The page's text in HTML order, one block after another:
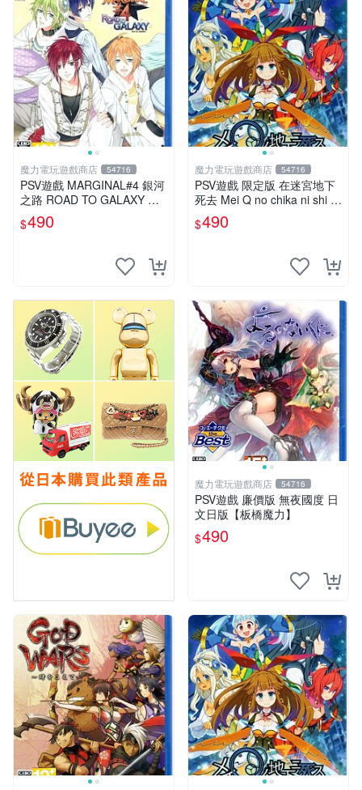
魔力電玩遊戲商店 54716
PSV遊戲 MARGINAL#4 銀河
之路 ROAD TO GALAXY 日
文日版 【板橋魔力】
$490
魔力電玩遊戲商店 54716
PSV遊戲 限定版 在迷宮地下
死去 Mei Q no chika ni shi s
u 日文亞版 【板橋魔力】
$490
魔力電玩遊戲商店 54716
PSV遊戲 廉價版 無夜國度 日
文日版【板橋魔力】
$490